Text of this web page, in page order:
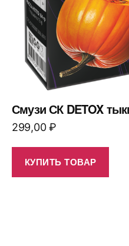
Смузи СК DETOX
299,00₽
КУПИТЬ ТОВАР